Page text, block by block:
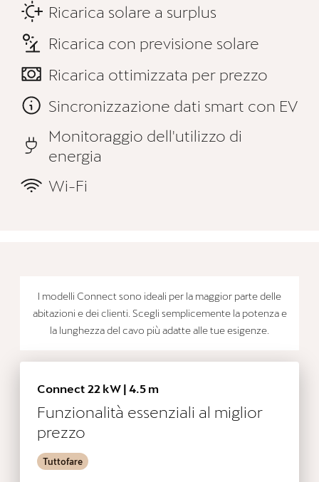
Ricarica solare a surplus
Ricarica con previsione solare
Ricarica ottimizzata per prezzo
Sincronizzazione dati smart con EV
Monitoraggio dell'utilizzo di
energia
Wi-Fi
I modelli Connect sono ideali per la maggior parte delle
abitazioni e dei clienti. Scegli semplicemente la potenza e
la lunghezza del cavo più adatte alle tue esigenze.
Connect 22 kW | 4.5 m
Funzionalità essenziali al miglior
prezzo
Tuttofare